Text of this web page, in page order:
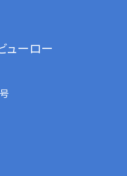
ューロー